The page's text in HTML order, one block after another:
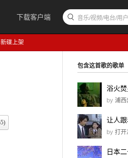
下载客户端 音乐/视频/电台/用户
新碟上架